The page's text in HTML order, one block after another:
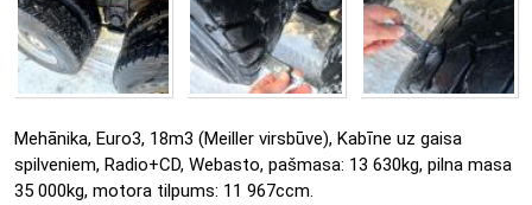
Mehānika, Euro3, 18m3 (Meiller virsbūve), Kabīne uz gaisa
spilveniem, Radio+CD, Webasto, pašmasa: 13 630kg, pilna masa
35 000kg, motora tilpums: 11 967ccm.